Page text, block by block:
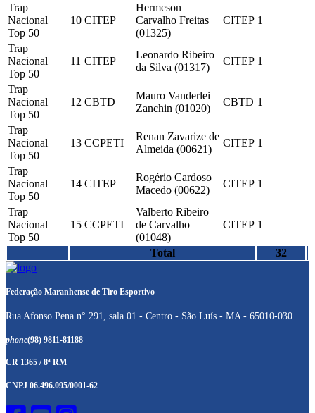
Trap
Nacional
Top 50
10 CITEP
Hermeson
Carvalho Freitas
(01325)
CITEP 1
Trap
Nacional
Top 50
11 CITEP
Leonardo Ribeiro
da Silva (01317)
CITEP 1
Trap
Nacional
Top 50
12 CBTD
Mauro Vanderlei
Zanchin (01020)
CBTD 1
Trap
Nacional
Top 50
13 CCPETI
Renan Zavarize de
Almeida (00621)
CITEP 1
Trap
Nacional
Top 50
14 CITEP
Rogério Cardoso
Macedo (00622)
CITEP 1
Trap
Nacional
Top 50
15 CCPETI
Valberto Ribeiro
de Carvalho
(01048)
CITEP 1
Total 32
Federação Maranhense de Tiro Esportivo
Rua Afonso Pena n° 291, sala 01 - Centro - São Luís - MA - 65010-030
phone(98) 9811-81188
CR 1365 / 8ª RM
CNPJ 06.496.095/0001-62